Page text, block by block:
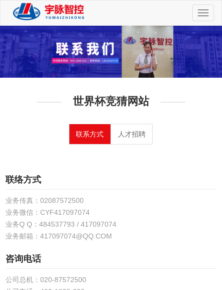
切
换
航
世界杯竞猜网站
联系方式 人才招聘
联络方式
业务传真：02087572500
业务微信：CYF417097074
业务Q Q：484537793 / 417097074
业务邮箱：417097074@QQ.COM
咨询电话
公司总机：020-87572500